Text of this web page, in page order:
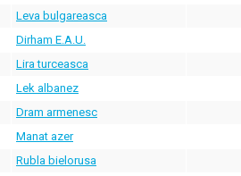
Leva bulgareasca
Dirham E.A.U.
Lira turceasca
Lek albanez
Dram armenesc
Manat azer
Rubla bielorusa